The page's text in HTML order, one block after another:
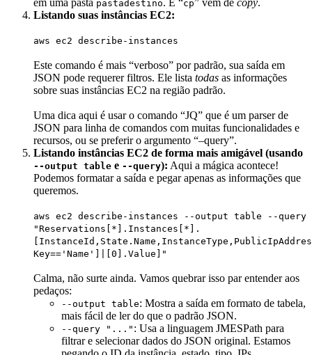
em uma pasta pastadestino. E “cp” vem de copy.
Listando suas instâncias EC2:
aws ec2 describe-instances
Este comando é mais “verboso” por padrão, sua saída em
JSON pode requerer filtros. Ele lista todas as informações
sobre suas instâncias EC2 na região padrão.
Uma dica aqui é usar o comando “JQ” que é um parser de
JSON para linha de comandos com muitas funcionalidades e
recursos, ou se preferir o argumento “–query”.
Listando instâncias EC2 de forma mais amigável (usando
--output table e --query): Aqui a mágica acontece!
Podemos formatar a saída e pegar apenas as informações que
queremos.
aws ec2 describe-instances --output table --query
"Reservations[*].Instances[*].
Key=='Name']|[0].Value]"
Calma, não surte ainda. Vamos quebrar isso par entender aos
pedaços:
--output table: Mostra a saída em formato de tabela,
mais fácil de ler do que o padrão JSON.
--query "..." : Usa a linguagem JMESPath para
filtrar e selecionar dados do JSON original. Estamos